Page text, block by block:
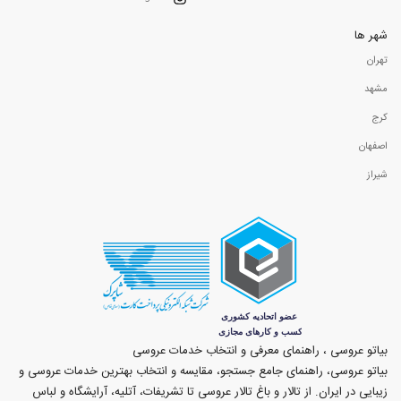
شهر ها
تهران
مشهد
کرج
اصفهان
شیراز
بیاتو عروسی ، راهنمای معرفی و انتخاب خدمات عروسی
بیاتو عروسی، راهنمای جامع جستجو، مقایسه و انتخاب بهترین خدمات عروسی و
زیبایی در ایران. از تالار و باغ تالار عروسی تا تشریفات، آتلیه، آرایشگاه و لباس